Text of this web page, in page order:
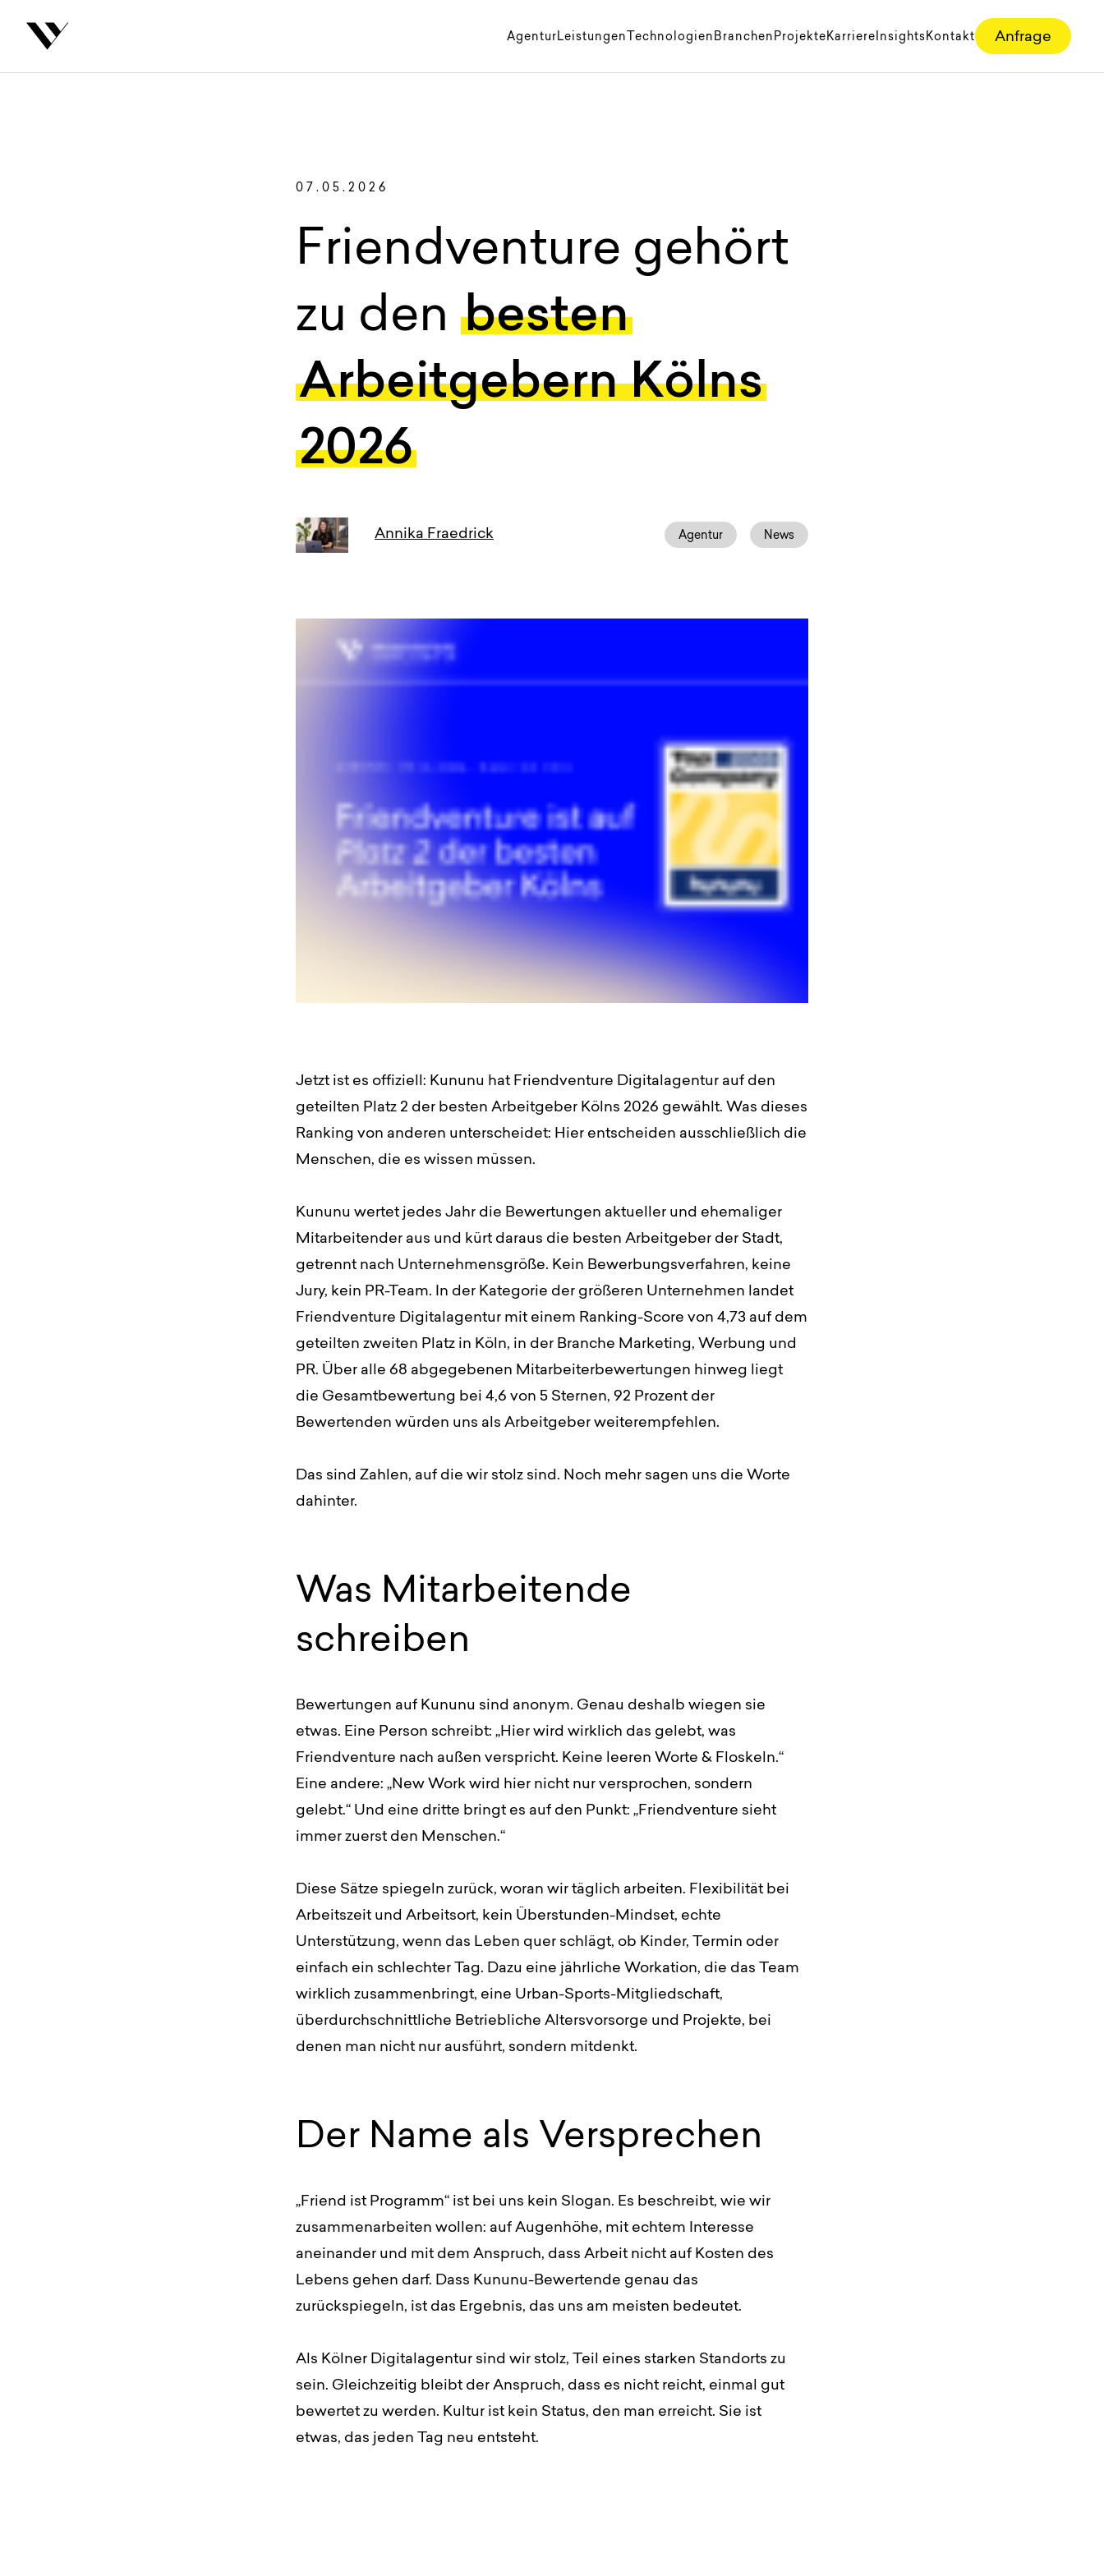
AgenturLeistungen Technologien Branchen ProjekteKarriereInsightsKontakt Anfrage
07.05.2026
Friendventure gehört
zu den besten
Arbeitgebern Kölns
2026
Autoren
Annika Fraedrick Agentur News
Jetzt ist es offiziell: Kununu hat Friendventure Digitalagentur auf den
geteilten Platz 2 der besten Arbeitgeber Kölns 2026 gewählt. Was dieses
Ranking von anderen unterscheidet: Hier entscheiden ausschließlich die
Menschen, die es wissen müssen.
Kununu wertet jedes Jahr die Bewertungen aktueller und ehemaliger
Mitarbeitender aus und kürt daraus die besten Arbeitgeber der Stadt,
getrennt nach Unternehmensgröße. Kein Bewerbungsverfahren, keine
Jury, kein PR-Team. In der Kategorie der größeren Unternehmen landet
Friendventure Digitalagentur mit einem Ranking-Score von 4,73 auf dem
geteilten zweiten Platz in Köln, in der Branche Marketing, Werbung und
PR. Über alle 68 abgegebenen Mitarbeiterbewertungen hinweg liegt
die Gesamtbewertung bei 4,6 von 5 Sternen, 92 Prozent der
Bewertenden würden uns als Arbeitgeber weiterempfehlen.
Das sind Zahlen, auf die wir stolz sind. Noch mehr sagen uns die Worte
dahinter.
Was Mitarbeitende
schreiben
Bewertungen auf Kununu sind anonym. Genau deshalb wiegen sie
etwas. Eine Person schreibt: „Hier wird wirklich das gelebt, was
Friendventure nach außen verspricht. Keine leeren Worte & Floskeln.“
Eine andere: „New Work wird hier nicht nur versprochen, sondern
gelebt.“ Und eine dritte bringt es auf den Punkt: „Friendventure sieht
immer zuerst den Menschen.“
Diese Sätze spiegeln zurück, woran wir täglich arbeiten. Flexibilität bei
Arbeitszeit und Arbeitsort, kein Überstunden-Mindset, echte
Unterstützung, wenn das Leben quer schlägt, ob Kinder, Termin oder
einfach ein schlechter Tag. Dazu eine jährliche Workation, die das Team
wirklich zusammenbringt, eine Urban-Sports-Mitgliedschaft,
überdurchschnittliche Betriebliche Altersvorsorge und Projekte, bei
denen man nicht nur ausführt, sondern mitdenkt.
Der Name als Versprechen
„Friend ist Programm“ ist bei uns kein Slogan. Es beschreibt, wie wir
zusammenarbeiten wollen: auf Augenhöhe, mit echtem Interesse
aneinander und mit dem Anspruch, dass Arbeit nicht auf Kosten des
Lebens gehen darf. Dass Kununu-Bewertende genau das
zurückspiegeln, ist das Ergebnis, das uns am meisten bedeutet.
Als Kölner Digitalagentur sind wir stolz, Teil eines starken Standorts zu
sein. Gleichzeitig bleibt der Anspruch, dass es nicht reicht, einmal gut
bewertet zu werden. Kultur ist kein Status, den man erreicht. Sie ist
etwas, das jeden Tag neu entsteht.